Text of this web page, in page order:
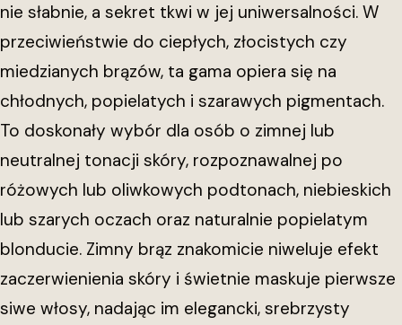
nie słabnie, a sekret tkwi w jej uniwersalności. W
przeciwieństwie do ciepłych, złocistych czy
miedzianych brązów, ta gama opiera się na
chłodnych, popielatych i szarawych pigmentach.
To doskonały wybór dla osób o zimnej lub
neutralnej tonacji skóry, rozpoznawalnej po
różowych lub oliwkowych podtonach, niebieskich
lub szarych oczach oraz naturalnie popielatym
blonducie. Zimny brąz znakomicie niweluje efekt
zaczerwienienia skóry i świetnie maskuje pierwsze
siwe włosy, nadając im elegancki, srebrzysty